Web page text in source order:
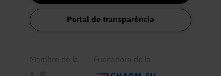
Portal de transparència
Membre de la Fundadora de la